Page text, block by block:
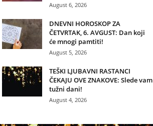
August 6, 2026
DNEVNI HOROSKOP ZA
ČETVRTAK, 6. AVGUST: Dan koji
će mnogi pamtiti!
August 5, 2026
TEŠKI LJUBAVNI RASTANCI
ČEKAJU OVE ZNAKOVE: Slede vam
tužni dani!
August 4, 2026